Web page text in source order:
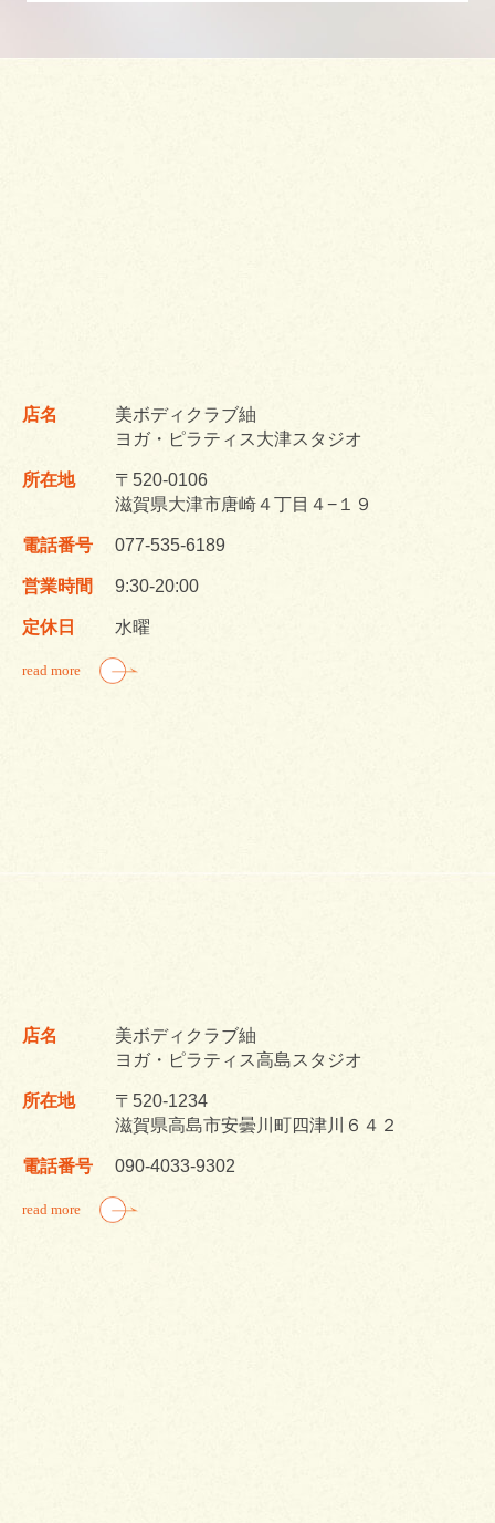
店名
美ボディクラブ紬
ヨガ・ピラティス大津スタジオ
所在地
〒520-0106
滋賀県大津市唐崎４丁目４−１９
電話番号 077-535-6189
営業時間 9:30-20:00
定休日 水曜
read more
店名
美ボディクラブ紬
ヨガ・ピラティス高島スタジオ
所在地
〒520-1234
滋賀県高島市安曇川町四津川６４２
電話番号 090-4033-9302
read more